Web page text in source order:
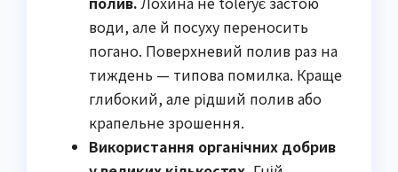
води, але й посуху переносить
погано. Поверхневий полив раз на
тиждень — типова помилка. Краще
глибокий, але рідший полив або
крапельне зрошення.
Використання органічних добрив